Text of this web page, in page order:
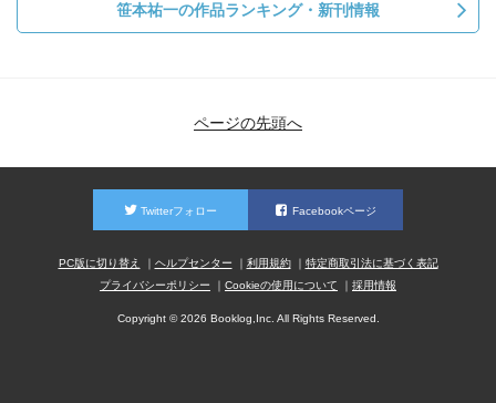
笹本祐一の作品ランキング・新刊情報
ページの先頭へ
Twitterフォロー Facebookページ
PC版に切り替え ヘルプセンター 利用規約
特定商取引法に基づく表記
プライバシーポリシー
Cookieの使用について 採用情報
Copyright © 2026 Booklog,Inc. All Rights Reserved.